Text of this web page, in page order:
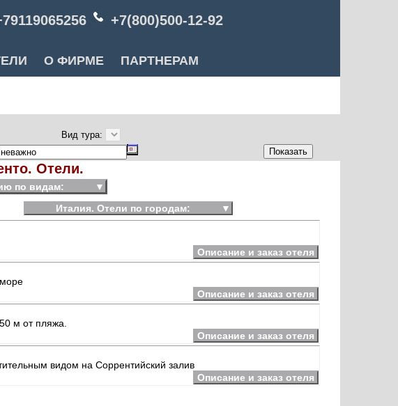
+7(800)500-12-92
О ФИРМЕ ПАРТНЕРАМ
Вид тура:
Отели.
по видам:
▼
Италия. Отели по городам: ▼
Описание и заказ отеля
Описание и заказ отеля
м от пляжа.
Описание и заказ отеля
видом на Соррентийский залив
Описание и заказ отеля